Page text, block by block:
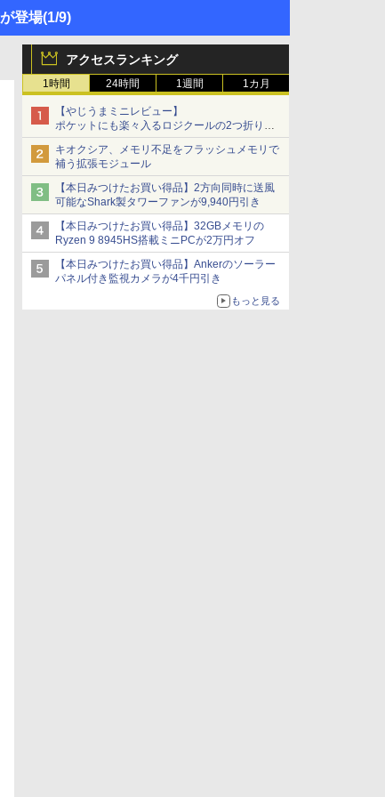
登場(1/9)
アクセスランキング
1時間 24時間 1週間 1カ月
【やじうまミニレビュー】
ポケットにも楽々入るロジクールの2つ折りマ
ウス「Mobi Fold」。その気になるギミックと
は？
キオクシア、メモリ不足をフラッシュメモリで
補う拡張モジュール
【本日みつけたお買い得品】2方向同時に送風
可能なShark製タワーファンが9,940円引き
【本日みつけたお買い得品】32GBメモリの
Ryzen 9 8945HS搭載ミニPCが2万円オフ
【本日みつけたお買い得品】Ankerのソーラー
パネル付き監視カメラが4千円引き
もっと見る